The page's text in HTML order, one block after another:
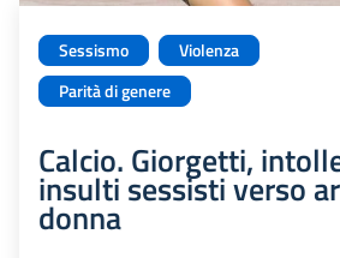
Sessismo
Violenza
Parità di genere
Calcio. Giorgetti,
insulti sessisti verso
donna